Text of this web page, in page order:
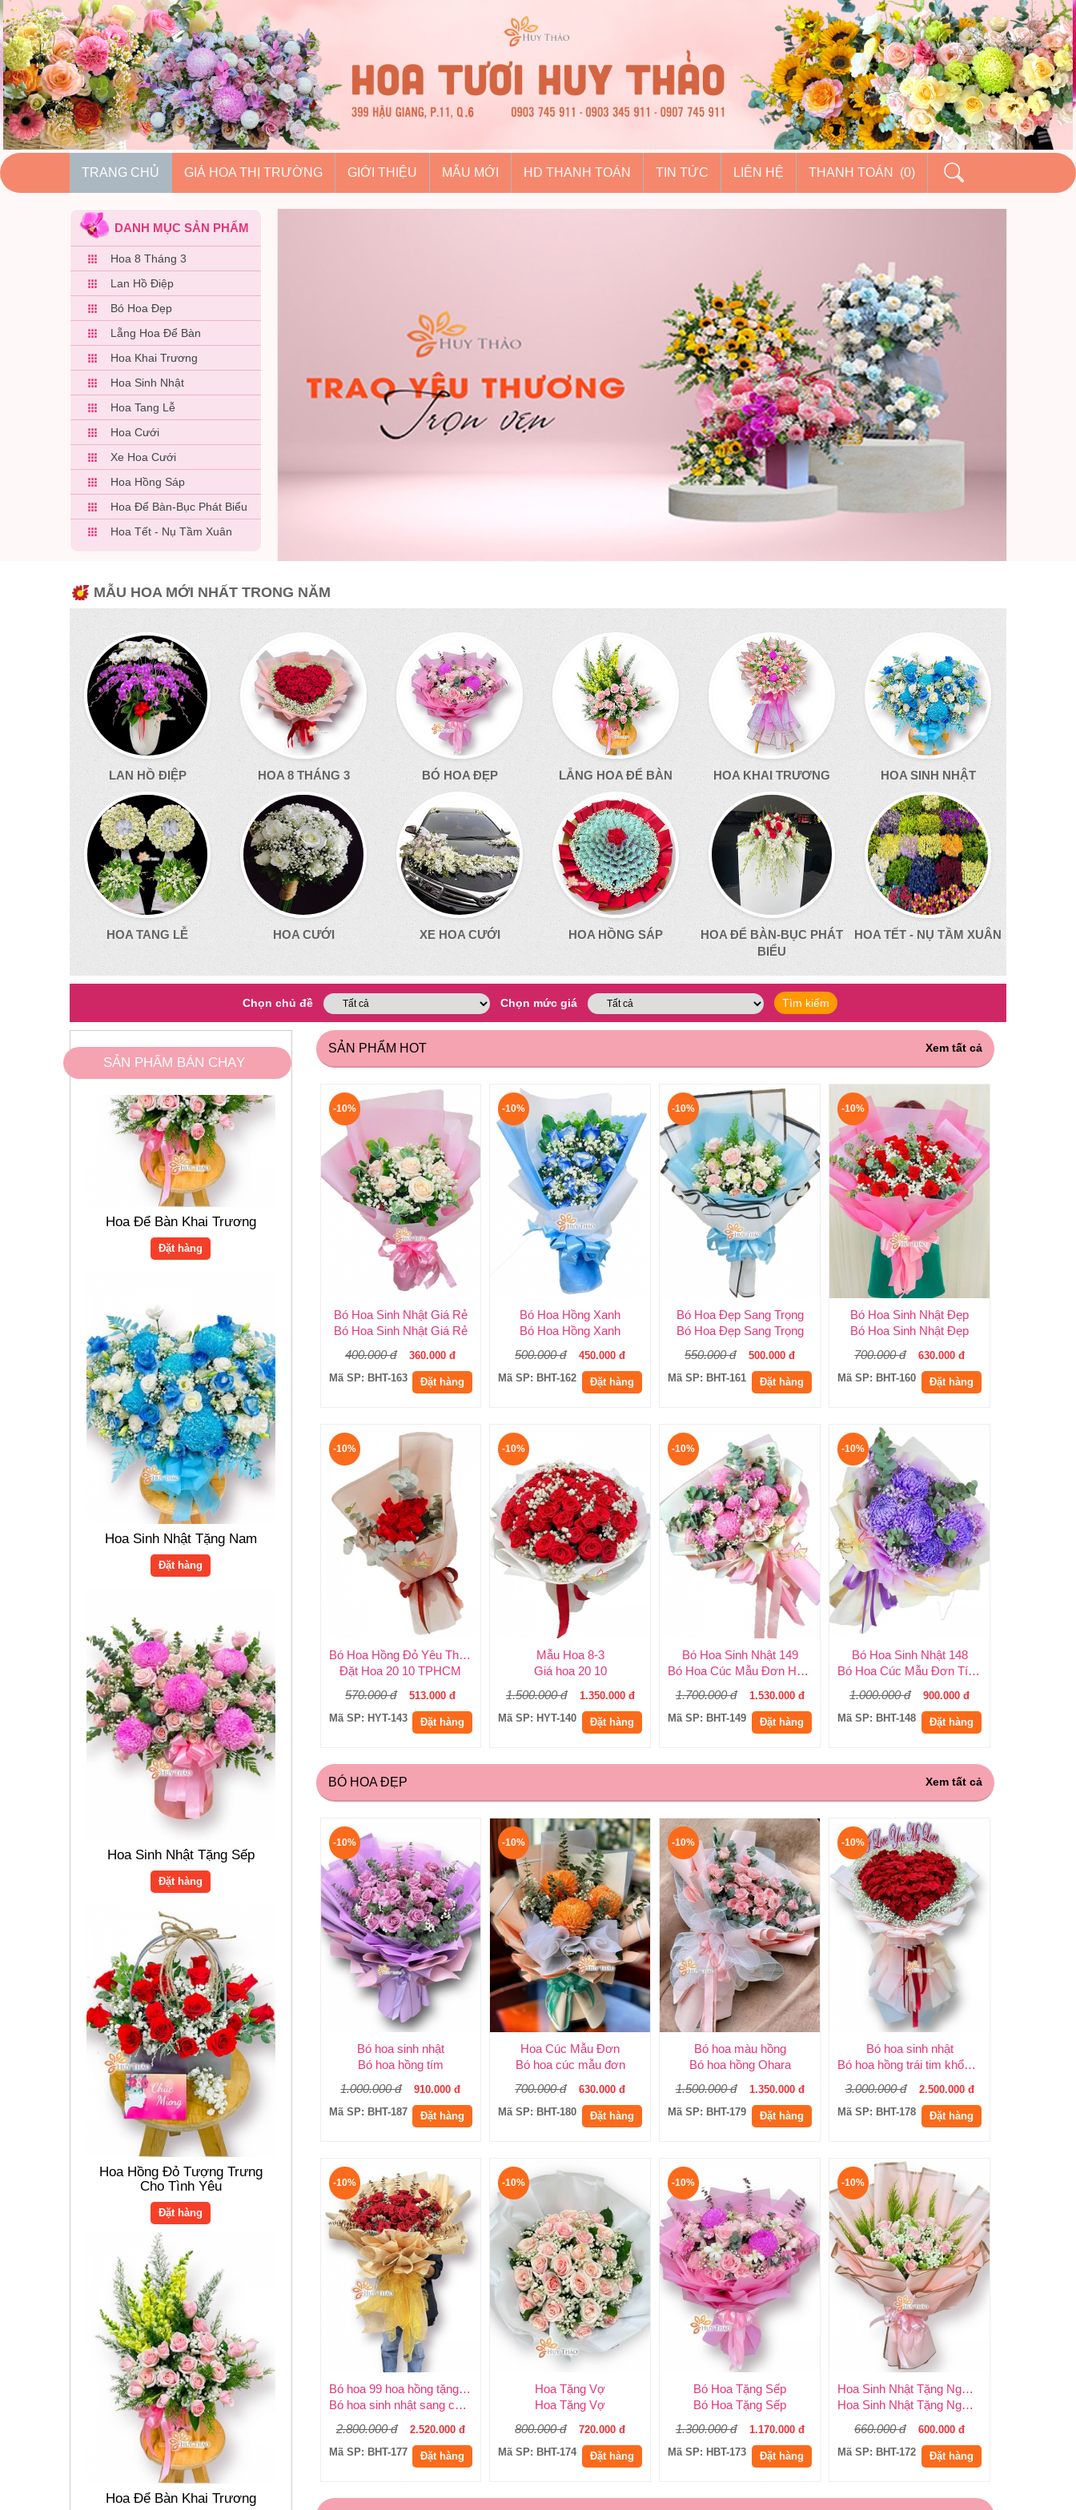
hoatuoihuythao.com
hoatuoihuythao.com
//hoatuoihuythao.com/
TRANG CHỦ GIÁ HOA THỊ TRƯỜNG GIỚI THIỆU MẪU MỚI HD THANH TOÁN TIN TỨC LIÊN HỆ THANH TOÁN (0)
DANH MỤC SẢN PHẨM
Hoa 8 Tháng 3
Lan Hồ Điệp
Bó Hoa Đẹp
Lẵng Hoa Để Bàn
Hoa Khai Trương
Hoa Sinh Nhật
Hoa Tang Lễ
Hoa Cưới
Xe Hoa Cưới
Hoa Hồng Sáp
Hoa Để Bàn-Bục Phát Biểu
Hoa Tết - Nụ Tầm Xuân
MẪU HOA MỚI NHẤT TRONG NĂM
LAN HỒ ĐIỆP HOA 8 THÁNG 3 BÓ HOA ĐẸP LẴNG HOA ĐỂ BÀN HOA KHAI TRƯƠNG HOA SINH NHẬT
HOA TANG LỄ HOA CƯỚI XE HOA CƯỚI HOA HỒNG SÁP
HOA ĐỂ BÀN-BỤC PHÁT
BIỂU
HOA TẾT - NỤ TẦM XUÂN
Chọn chủ đề Chọn mức giá
SẢN PHẨM BÁN CHẠY
Hoa Để Bàn Khai Trương
Đặt hàng
Hoa Sinh Nhật Tặng Nam
Đặt hàng
Hoa Sinh Nhật Tặng Sếp
Hoa Hồng Đỏ Tượng Trưng
Cho Tình Yêu
Đặt hàng
Hoa Hồng Đỏ Tặng Người Yêu
Đặt hàng
Hoa Để Bàn Khai Trương
Đặt hàng
SẢN PHẨM HOT Xem tất cả
-10%
Bó Hoa Sinh Nhật Giá Rẻ
Bó Hoa Sinh Nhật Giá Rẻ
400.000 đ
360.000 đ
Mã SP: BHT-163
Đặt hàng
-10%
Bó Hoa Hồng Xanh
Bó Hoa Hồng Xanh
500.000 đ
450.000 đ
Mã SP: BHT-162
Đặt hàng
-10%
Bó Hoa Đẹp Sang Trọng
Bó Hoa Đẹp Sang Trọng
550.000 đ
500.000 đ
Mã SP: BHT-161
Đặt hàng
-10%
Bó Hoa Sinh Nhật Đẹp
Bó Hoa Sinh Nhật Đẹp
700.000 đ
630.000 đ
Mã SP: BHT-160
Đặt hàng
-10%
Bó Hoa Hồng Đỏ Yêu Thương
Đặt Hoa 20 10 TPHCM
570.000 đ
513.000 đ
Mã SP: HYT-143
Đặt hàng
-10%
Mẫu Hoa 8-3
Giá hoa 20 10
1.500.000 đ
1.350.000 đ
Mã SP: HYT-140
Đặt hàng
-10%
Bó Hoa Sinh Nhật 149
Bó Hoa Cúc Mẫu Đơn Hà Lan.
1.700.000 đ
1.530.000 đ
Mã SP: BHT-149
Đặt hàng
-10%
Bó Hoa Sinh Nhật 148
Bó Hoa Cúc Mẫu Đơn Tím.
1.000.000 đ
900.000 đ
Mã SP: BHT-148
Đặt hàng
BÓ HOA ĐẸP Xem tất cả
-10%
Bó hoa sinh nhật
Bó hoa hồng tím
1.000.000 đ
910.000 đ
Mã SP: BHT-187
Đặt hàng
-10%
Hoa Cúc Mẫu Đơn
Bó hoa cúc mẫu đơn
700.000 đ
630.000 đ
Mã SP: BHT-180
Đặt hàng
-10%
Bó hoa màu hồng
Bó hoa hồng Ohara
1.500.000 đ
1.350.000 đ
Mã SP: BHT-179
Đặt hàng
-10%
Bó hoa sinh nhật
Bó hoa hồng trái tim khổng lồ
3.000.000 đ
2.500.000 đ
Mã SP: BHT-178
Đặt hàng
-10%
Bó hoa 99 hoa hồng tặng sinh nhật
Bó hoa sinh nhật sang chảnh
2.800.000 đ
2.520.000 đ
Mã SP: BHT-177
Đặt hàng
-10%
Hoa Tặng Vợ
Hoa Tặng Vợ
800.000 đ
720.000 đ
Mã SP: BHT-174
Đặt hàng
-10%
Bó Hoa Tặng Sếp
Bó Hoa Tặng Sếp
1.300.000 đ
1.170.000 đ
Mã SP: HBT-173
Đặt hàng
-10%
Hoa Sinh Nhật Tặng Người Yêu
Hoa Sinh Nhật Tặng Người Yêu
660.000 đ
600.000 đ
Mã SP: BHT-172
Đặt hàng